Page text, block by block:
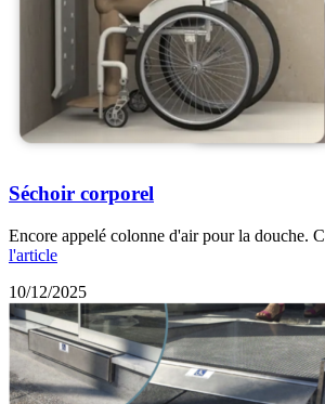
Séchoir corporel
Encore appelé colonne d'air pour la douche.
l'article
10/12/2025